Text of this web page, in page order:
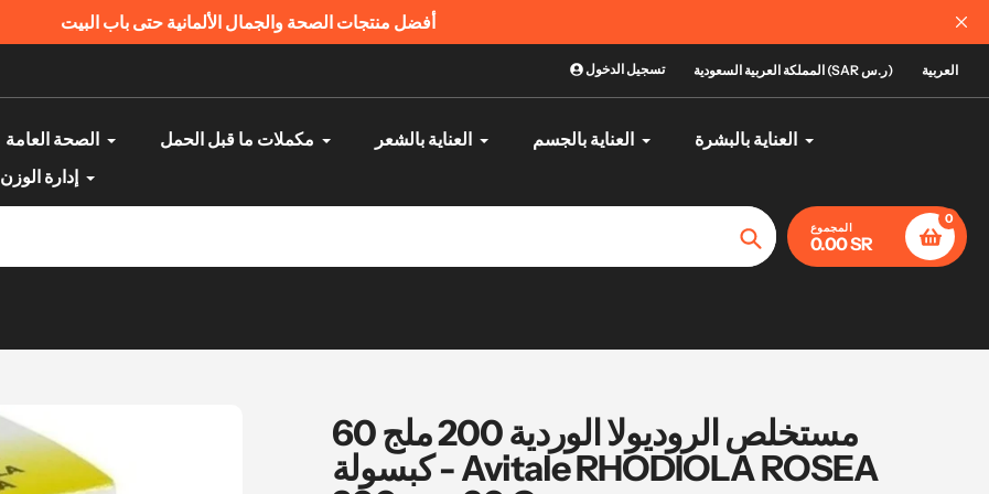
أفضل منتجات الصحة والجمال الألمانية حتى باب البيت | منتجات أصلية ومضمونة
تسجيل الدخول المملكة العربية السعودية (SAR ر.س) العربية
الصحة العامة مكملات ما قبل الحمل العناية بالشعر العناية بالجسم
العناية بالبشرة
إدارة الوزن
تأكيد
المجموع
0.00 SR
0
مستخلص الروديولا الوردية 200 ملج 60
كبسولة - Avitale RHODIOLA ROSEA